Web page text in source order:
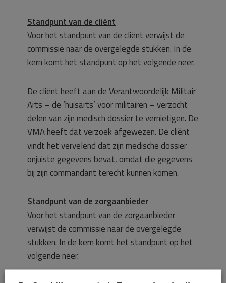
Standpunt van de cliënt
Voor het standpunt van de cliënt verwijst de
commissie naar de overgelegde stukken. In de
kern komt het standpunt op het volgende neer.
De cliënt heeft aan de Verantwoordelijk Militair
Arts – de ‘huisarts’ voor militairen – verzocht
delen van zijn medisch dossier te vernietigen. De
VMA heeft dat verzoek afgewezen. De cliënt
vindt het vervelend dat zijn medische dossier
onjuiste gegevens bevat, omdat die gegevens
bij zijn commandant terecht kunnen komen.
Standpunt van de zorgaanbieder
Voor het standpunt van de zorgaanbieder
verwijst de commissie naar de overgelegde
stukken. In de kern komt het standpunt op het
volgende neer.